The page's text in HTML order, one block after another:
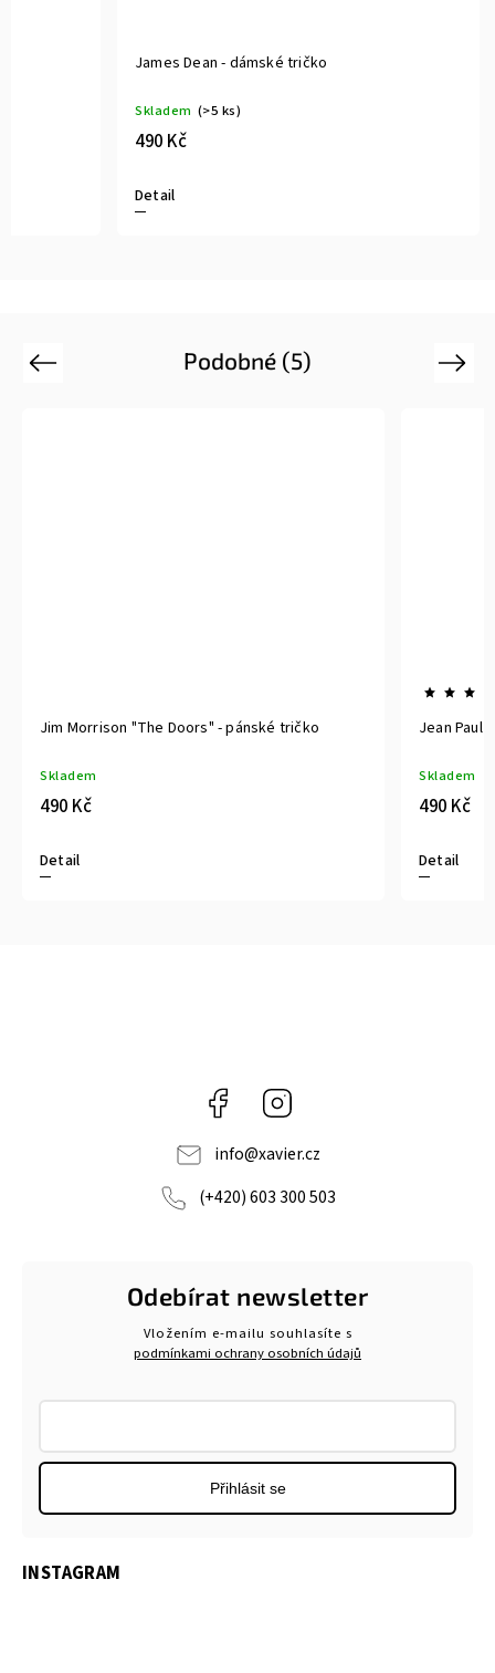
James Dean - dámské tričko
Skladem (>5 ks)
490 Kč
Detail
Podobné (5)
Previous
Jim Morrison "The Doors" - pánské tričko
Skladem
490 Kč
Detail
Jean Paul
Skladem
490 Kč
Detail
Next
Facebook
info@xavier.cz
(+420) 603 300 503
Odebírat newsletter
Vložením e-mailu souhlasíte s
podmínkami ochrany osobních údajů
Přihlásit se
INSTAGRAM